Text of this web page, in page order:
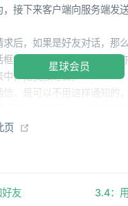
接下来客户端向服务端发
求后，如果是好友对话，那
框中。同时通知好友，我与
，把我加进去。
信，是可以不用这样通知的
上线收到信息后，创建出对
，同时也可以想想其他实现
星球会员
页
友 3.4：